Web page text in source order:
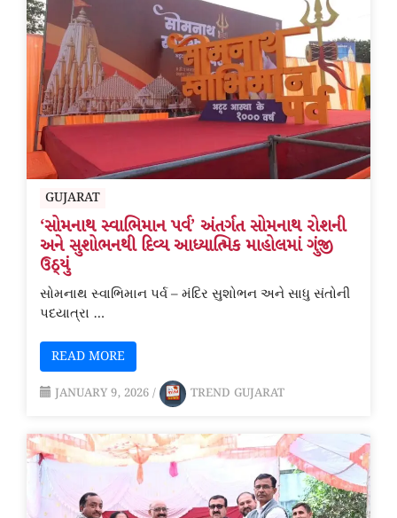
GUJARAT
‘સોમનાથ સ્વાભિમાન પર્વ’ અંતર્ગત સોમનાથ રોશની
અને સુશોભનથી દિવ્ય આધ્યાત્મિક માહોલમાં ગુંજી
ઉઠ્યું
સોમનાથ સ્વાભિમાન પર્વ – મંદિર સુશોભન અને સાધુ સંતોની
પદયાત્રા …
READ MORE
JANUARY 9, 2026 / TREND GUJARAT